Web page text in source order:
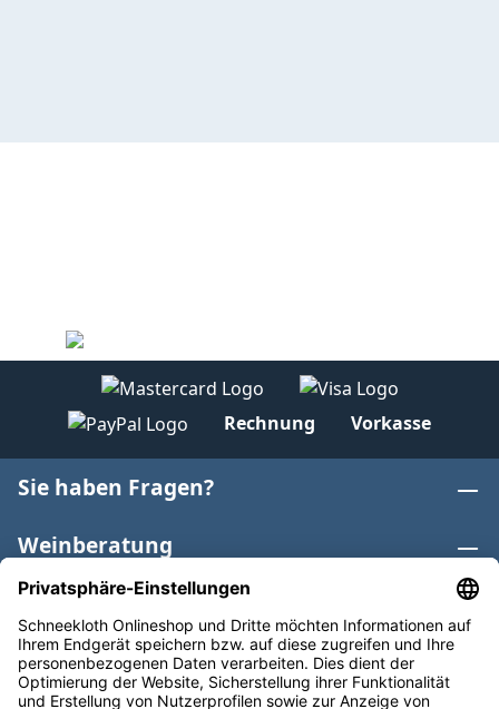
Rechnung Vorkasse
Sie haben Fragen?
Weinberatung
Informationen
Weinkategorien